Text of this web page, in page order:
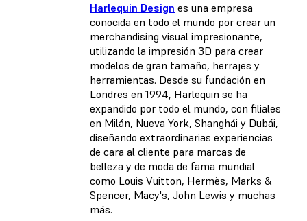
Harlequin Design es una empresa
conocida en todo el mundo por crear un
merchandising visual impresionante,
utilizando la impresión 3D para crear
modelos de gran tamaño, herrajes y
herramientas. Desde su fundación en
Londres en 1994, Harlequin se ha
expandido por todo el mundo, con filiales
en Milán, Nueva York, Shanghái y Dubái,
diseñando extraordinarias experiencias
de cara al cliente para marcas de
belleza y de moda de fama mundial
como Louis Vuitton, Hermès, Marks &
Spencer, Macy's, John Lewis y muchas
más.